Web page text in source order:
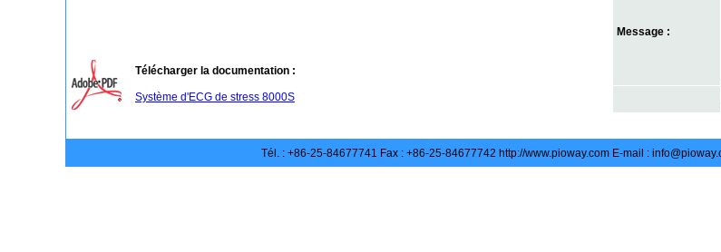
Télécharger la documentation :
Système d'ECG de stress 8000S
Message :
Tél. : +86-25-84677741 Fax : +86-25-84677742 http://www.pioway.com E-mail :